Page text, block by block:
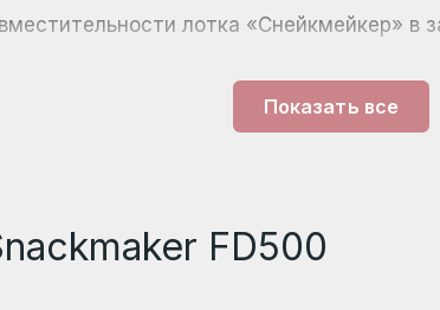
лотка «Снейкмейкер» в
нарезки овощей и фруктов.Показать все
FD500